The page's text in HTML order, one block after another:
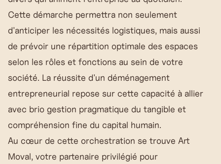
Cette démarche permettra non seulement
d'anticiper les nécessités logistiques, mais aussi
de prévoir une répartition optimale des espaces
selon les rôles et fonctions au sein de votre
société. La réussite d'un déménagement
entrepreneurial repose sur cette capacité à allier
avec brio gestion pragmatique du tangible et
compréhension fine du capital humain.
Au cœur de cette orchestration se trouve Art
Moval, votre partenaire privilégié pour